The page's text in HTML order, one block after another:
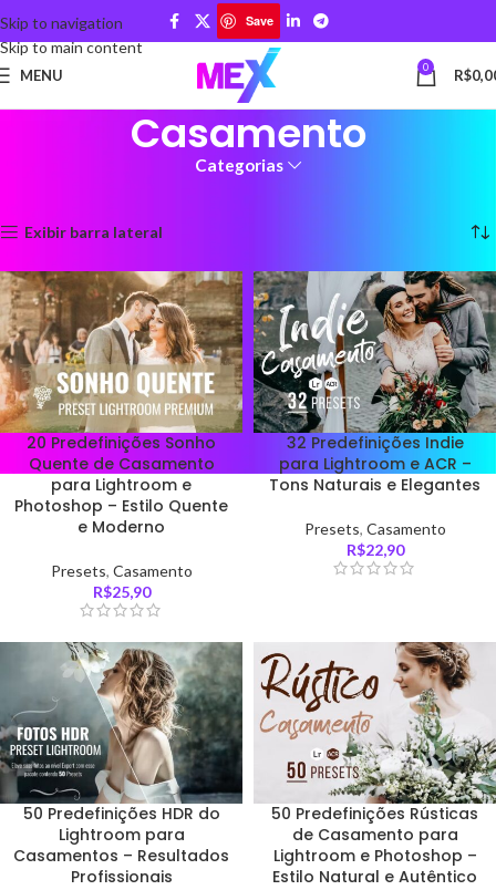
Skip to navigation
Skip to main content
Save
MENU 0 R$
Casamento
Categorias
Exibir barra lateral
20 Predefinições Sonho
Quente de Casamento
para Lightroom e
Photoshop – Estilo Quente
e Moderno
Presets, Casamento
R$25,90
32 Predefinições Indie
para Lightroom e ACR –
Tons Naturais e Elegantes
Presets, Casamento
R$22,90
50 Predefinições HDR do
Lightroom para
Casamentos – Resultados
Profissionais
50 Predefinições Rústicas
de Casamento para
Lightroom e Photoshop –
Estilo Natural e Autêntico